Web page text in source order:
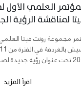
العلمي
لمناقشة الرؤية
بمصر
مجموعة رونت فيتا
2017 تحت عنوان رؤية جديدة
اقرأ المزيد